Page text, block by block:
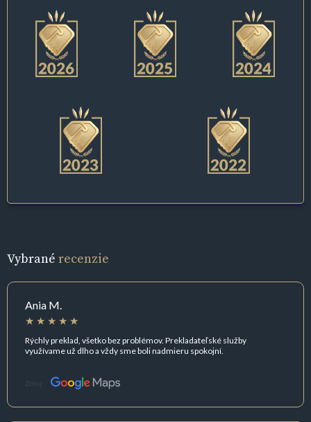
Vybrané recenzie
Ania M.
Rýchly preklad, všetko bez problémov. Prekladateľské služby
využívame už dlho a vždy sme boli nadmieru spokojní.
Zdroj: